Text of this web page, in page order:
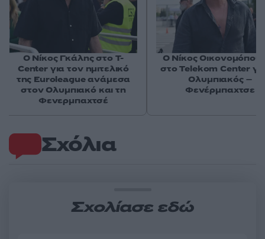
Σχόλια
Σχολίασε εδώ
Ο Νίκος Γκάλης στο T-
Center για τον ημιτελικό
της Euroleague ανάμεσα
στον Ολυμπιακό και τη
Φενερμπαχτσέ
Ο Νίκος
στο Telekom Center
Ολυμπιακός –
Φενέρμπαχτσε